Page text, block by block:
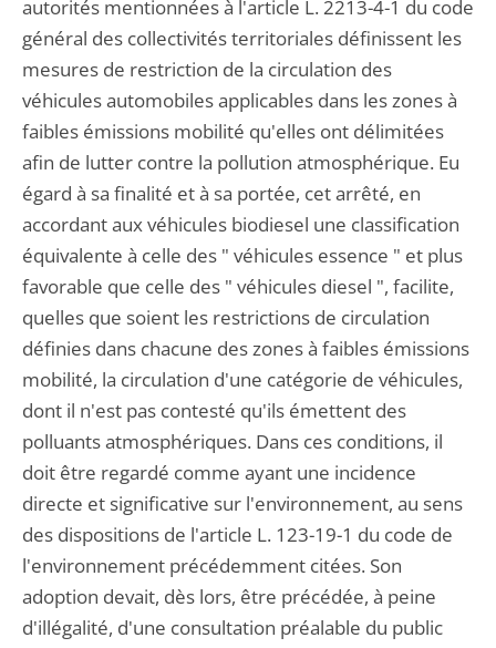
autorités mentionnées à l'article L. 2213-4-1 du code
général des collectivités territoriales définissent les
mesures de restriction de la circulation des
véhicules automobiles applicables dans les zones à
faibles émissions mobilité qu'elles ont délimitées
afin de lutter contre la pollution atmosphérique. Eu
égard à sa finalité et à sa portée, cet arrêté, en
accordant aux véhicules biodiesel une classification
équivalente à celle des " véhicules essence " et plus
favorable que celle des " véhicules diesel ", facilite,
quelles que soient les restrictions de circulation
définies dans chacune des zones à faibles émissions
mobilité, la circulation d'une catégorie de véhicules,
dont il n'est pas contesté qu'ils émettent des
polluants atmosphériques. Dans ces conditions, il
doit être regardé comme ayant une incidence
directe et significative sur l'environnement, au sens
des dispositions de l'article L. 123-19-1 du code de
l'environnement précédemment citées. Son
adoption devait, dès lors, être précédée, à peine
d'illégalité, d'une consultation préalable du public